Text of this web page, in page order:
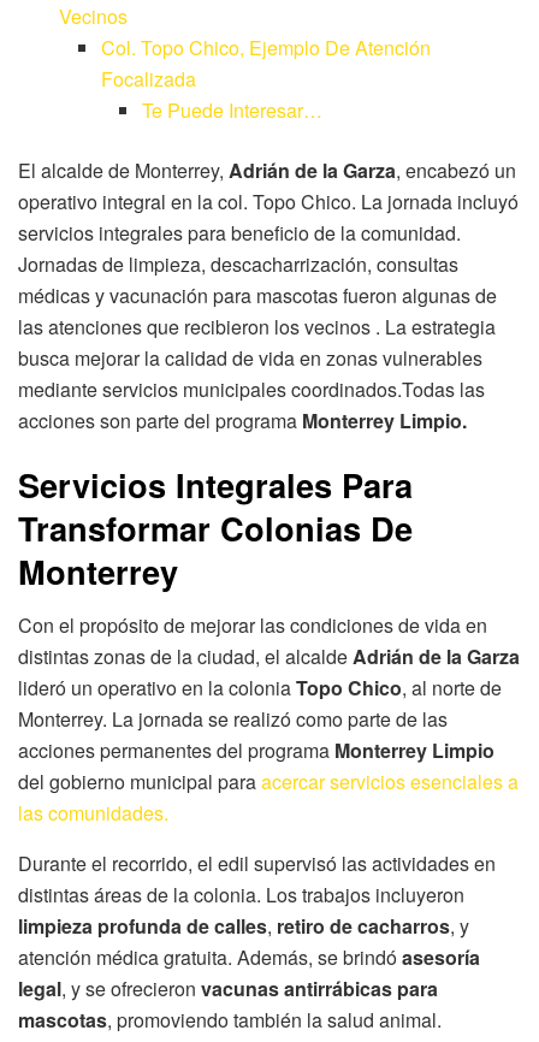
Vecinos
Col. Topo Chico, Ejemplo De Atención
Focalizada
Te Puede Interesar…
El alcalde de Monterrey, Adrián de la Garza, encabezó un
operativo integral en la col. Topo Chico. La jornada incluyó
servicios integrales para beneficio de la comunidad.
Jornadas de limpieza, descacharrización, consultas
médicas y vacunación para mascotas fueron algunas de
las atenciones que recibieron los vecinos . La estrategia
busca mejorar la calidad de vida en zonas vulnerables
mediante servicios municipales coordinados.Todas las
acciones son parte del programa Monterrey Limpio.
Servicios Integrales Para
Transformar Colonias De
Monterrey
Con el propósito de mejorar las condiciones de vida en
distintas zonas de la ciudad, el alcaldeAdrián de la Garza
lideró un operativo en la coloniaTopo Chico, al norte de
Monterrey. La jornada se realizó como parte de las
acciones permanentes del programa Monterrey Limpio
del gobierno municipal paraacercar servicios esenciales a
las comunidades.
Durante el recorrido, el edil supervisó las actividades en
distintas áreas de la colonia. Los trabajos incluyeron
limpieza profunda de calles, retiro de cacharros, y
atención médica gratuita. Además, se brindóasesoría
legal, y se ofrecieron vacunas antirrábicas para
mascotas, promoviendo también la salud animal.